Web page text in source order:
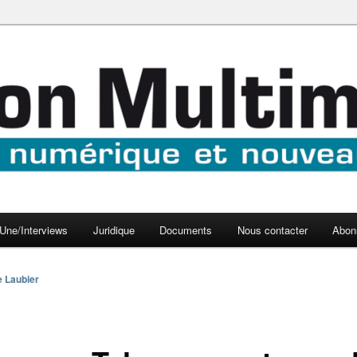
Une/Interviews Juridique Documents Nous contacter
Laubier